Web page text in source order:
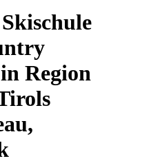
Region